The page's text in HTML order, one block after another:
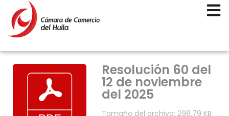
Resolución 60 del
12 de noviembre
del 2025
Tamaño del archivo: 298.79 KB